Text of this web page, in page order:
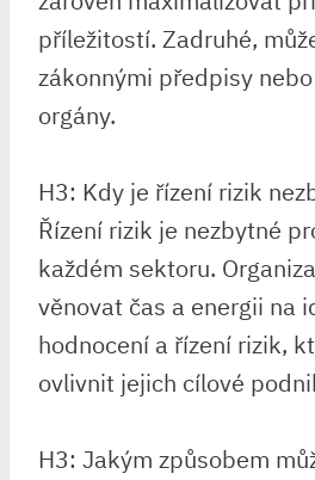
příležitostí. Zadruhé,
zákonnými předpisy
orgány.
H3: Kdy je řízení rizik
Řízení rizik je nezbytné
každém sektoru.
věnovat čas a energii na
hodnocení a řízení rizik,
ovlivnit jejich cílové
H3: Jakým způsobem